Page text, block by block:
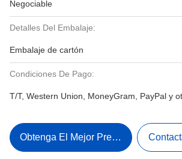
Negociable
Detalles Del Embalaje:
Embalaje de cartón
Condiciones De Pago:
T/T, Western Union, MoneyGram, PayPal y
Obtenga El Mejor Precio